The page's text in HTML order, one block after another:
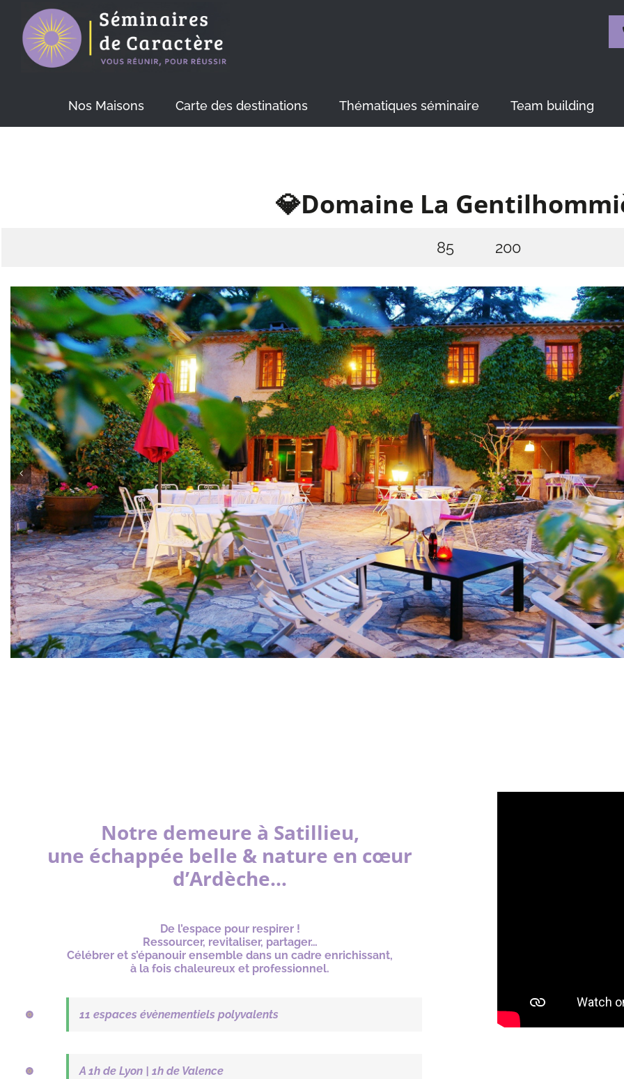
content
Nos Maisons Carte des destinations Thématiques séminaire Team building
💎Domaine La
85 200
Notre demeure à Satillieu,
une échappée belle & nature en cœur
d’Ardèche…
De l’espace pour respirer !
Ressourcer, revitaliser, partager…
Célébrer et s’épanouir ensemble dans un cadre enrichissant,
à la fois chaleureux et professionnel.
11 espaces évènementiels polyvalents
A 1h de Lyon | 1h de Valence